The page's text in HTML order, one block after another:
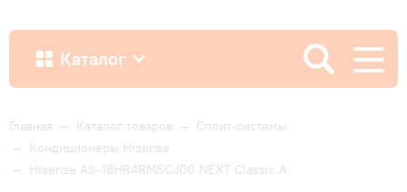
Каталог
Как купить
Доставка и оплата
Главная — Каталог товаров — Сплит-системы
— Кондиционеры Hisense
— Hisense AS-18HR4RMSCJ00 NEXT Classic A